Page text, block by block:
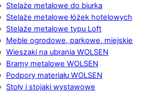
Stelaże metalowe do biurka
Stelaże metalowe łóżek hotelowych
Stelaże metalowe typu Loft
Meble ogrodowe, parkowe, miejskie
Wieszaki na ubrania WOLSEN
Bramy metalowe WOLSEN
Podpory materiału WOLSEN
Stoły i stojaki wystawowe